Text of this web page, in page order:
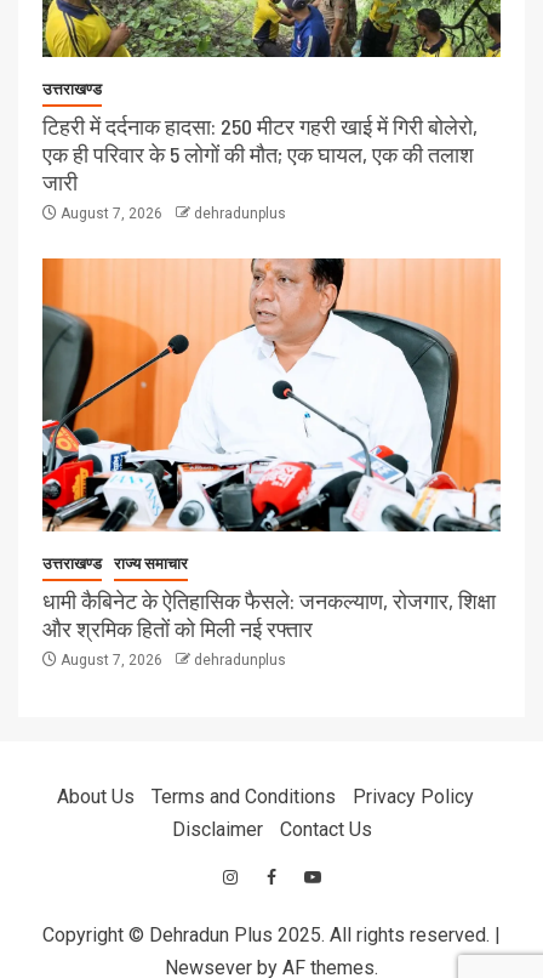
उत्तराखण्ड
टिहरी में दर्दनाक हादसा: 250 मीटर गहरी खाई में गिरी बोलेरो,
एक ही परिवार के 5 लोगों की मौत; एक घायल, एक की तलाश
जारी
August 7, 2026 dehradunplus
उत्तराखण्ड राज्य समाचार
धामी कैबिनेट के ऐतिहासिक फैसले: जनकल्याण, रोजगार, शिक्षा
और श्रमिक हितों को मिली नई रफ्तार
August 7, 2026 dehradunplus
About Us Terms and Conditions
Privacy Policy
Disclaimer
Contact Us
Copyright © Dehradun Plus 2025. All rights reserved. |
Newsever by AF themes.